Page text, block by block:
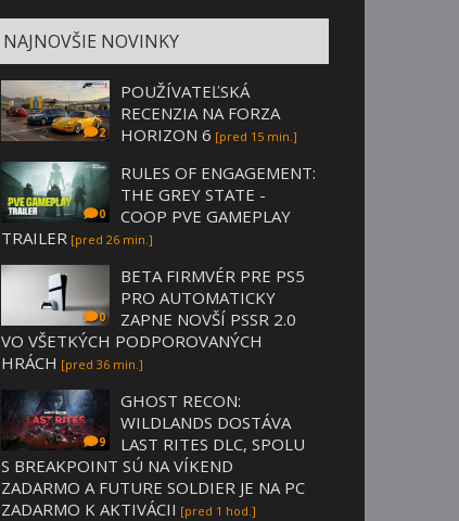
NAJNOVŠIE NOVINKY
2
POUŽÍVATEĽSKÁ
RECENZIA NA FORZA
HORIZON 6 [pred 15 min.]
0
RULES OF ENGAGEMENT:
THE GREY STATE -
COOP PVE GAMEPLAY
TRAILER [pred 26 min.]
0
BETA FIRMVÉR PRE PS5
PRO AUTOMATICKY
ZAPNE NOVŠÍ PSSR 2.0
VO VŠETKÝCH PODPOROVANÝCH
HRÁCH [pred 36 min.]
9
GHOST RECON:
WILDLANDS DOSTÁVA
LAST RITES DLC, SPOLU
S BREAKPOINT SÚ NA VÍKEND
ZADARMO A FUTURE SOLDIER JE NA PC
ZADARMO K AKTIVÁCII [pred 1 hod.]